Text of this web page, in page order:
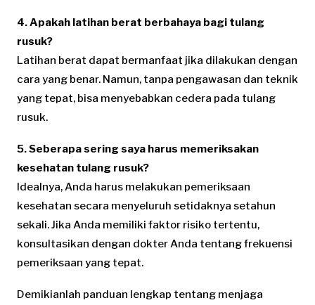
4. Apakah latihan berat berbahaya bagi tulang
rusuk?
Latihan berat dapat bermanfaat jika dilakukan dengan
cara yang benar. Namun, tanpa pengawasan dan teknik
yang tepat, bisa menyebabkan cedera pada tulang
rusuk.
5. Seberapa sering saya harus memeriksakan
kesehatan tulang rusuk?
Idealnya, Anda harus melakukan pemeriksaan
kesehatan secara menyeluruh setidaknya setahun
sekali. Jika Anda memiliki faktor risiko tertentu,
konsultasikan dengan dokter Anda tentang frekuensi
pemeriksaan yang tepat.
Demikianlah panduan lengkap tentang menjaga